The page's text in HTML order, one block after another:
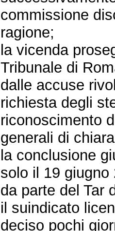
commissione
ragione;
la vicenda
Tribunale di
dalle accuse
richiesta degli
riconoscimento
generali di
la conclusione
solo il 19
da parte del Tar
il suindicato
deciso pochi